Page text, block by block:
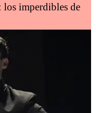
los imperdibles de